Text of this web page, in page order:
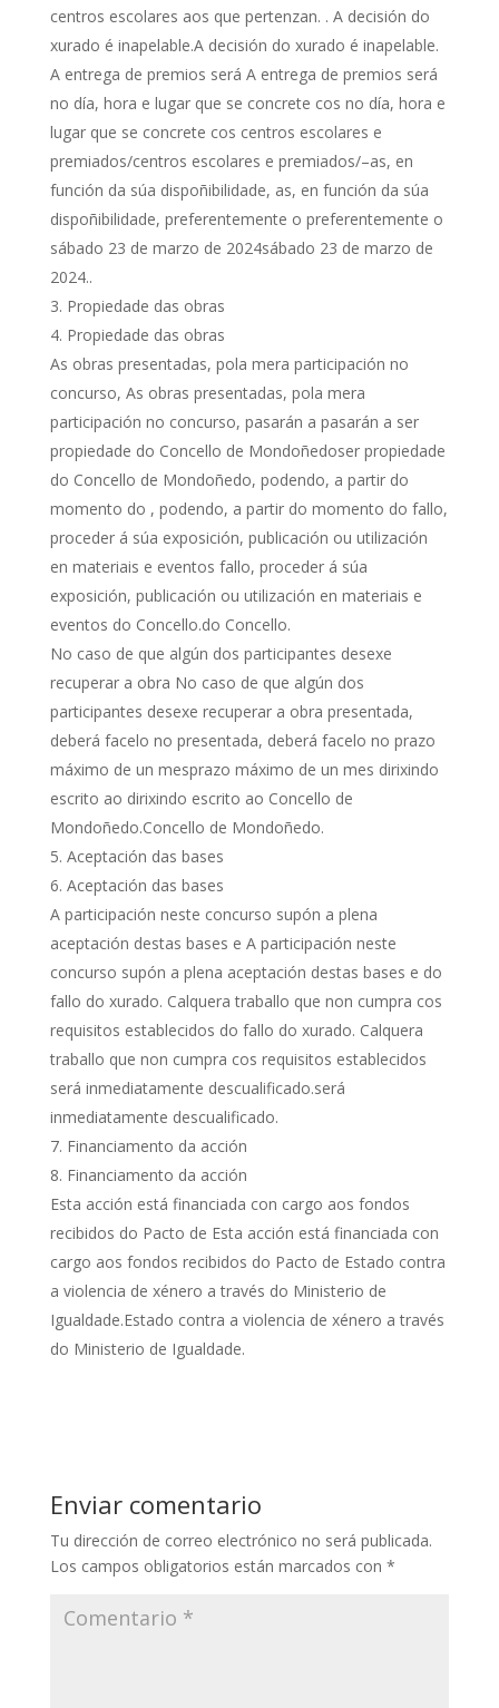
centros escolares aos que pertenzan. . A decisión do
xurado é inapelable.A decisión do xurado é inapelable.
A entrega de premios será A entrega de premios será
no día, hora e lugar que se concrete cos no día, hora e
lugar que se concrete cos centros escolares e
premiados/centros escolares e premiados/–as, en
función da súa dispoñibilidade, as, en función da súa
dispoñibilidade, preferentemente o preferentemente o
sábado 23 de marzo de 2024sábado 23 de marzo de
2024..
Propiedade das obras
Propiedade das obras
As obras presentadas, pola mera participación no
concurso, As obras presentadas, pola mera
participación no concurso, pasarán a pasarán a ser
propiedade do Concello de Mondoñedoser propiedade
do Concello de Mondoñedo, podendo, a partir do
momento do , podendo, a partir do momento do fallo,
proceder á súa exposición, publicación ou utilización
en materiais e eventos fallo, proceder á súa
exposición, publicación ou utilización en materiais e
eventos do Concello.do Concello.
No caso de que algún dos participantes desexe
recuperar a obra No caso de que algún dos
participantes desexe recuperar a obra presentada,
deberá facelo no presentada, deberá facelo no prazo
máximo de un mesprazo máximo de un mes dirixindo
escrito ao dirixindo escrito ao Concello de
Mondoñedo.Concello de Mondoñedo.
Aceptación das bases
Aceptación das bases
A participación neste concurso supón a plena
aceptación destas bases e A participación neste
concurso supón a plena aceptación destas bases e do
fallo do xurado. Calquera traballo que non cumpra cos
requisitos establecidos do fallo do xurado. Calquera
traballo que non cumpra cos requisitos establecidos
será inmediatamente descualificado.será
inmediatamente descualificado.
Financiamento da acción
Financiamento da acción
Esta acción está financiada con cargo aos fondos
recibidos do Pacto de Esta acción está financiada con
cargo aos fondos recibidos do Pacto de Estado contra
a violencia de xénero a través do Ministerio de
Igualdade.Estado contra a violencia de xénero a través
do Ministerio de Igualdade.
Enviar comentario
Tu dirección de correo electrónico no será publicada.
Los campos obligatorios están marcados con *